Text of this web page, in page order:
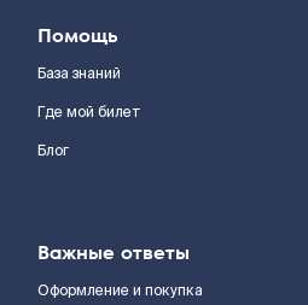
Помощь
База знаний
Где мой билет
Блог
Важные ответы
Оформление и покупка